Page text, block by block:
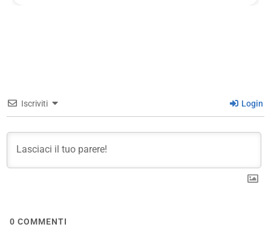
Iscriviti Login
0 COMMENTI